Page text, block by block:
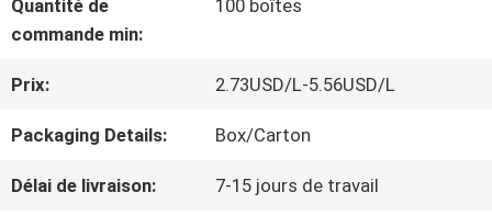
CONTRÔLE
DE
Quantité de
commande min:
100 boîtes
Prix: 2.73USD/L-5.56USD/L
Packaging Details: Box/Carton
Délai de livraison: 7-15 jours de travail